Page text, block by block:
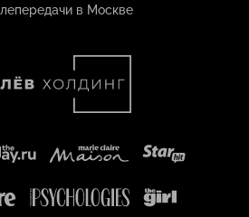
в Москве